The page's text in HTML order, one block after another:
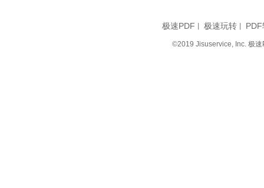
极速PDF 极速玩转
©2019 Jisuservice, Inc. 极